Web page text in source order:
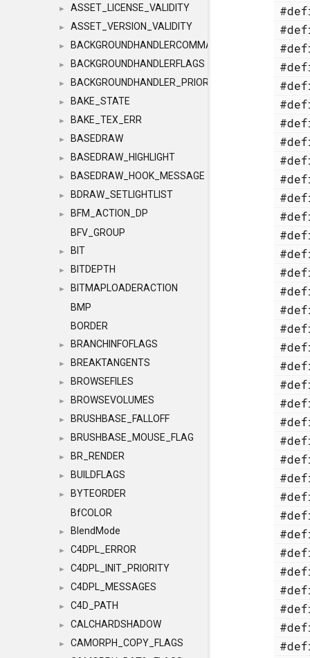
► ASSET_LICENSE_VALIDITY
► ASSET_VERSION_VALIDITY
► BACKGROUNDHANDLERCOMMAND
► BACKGROUNDHANDLERFLAGS
► BACKGROUNDHANDLER_PRIORITY
► BAKE_STATE
► BAKE_TEX_ERR
► BASEDRAW
► BASEDRAW_HIGHLIGHT
► BASEDRAW_HOOK_MESSAGE
► BDRAW_SETLIGHTLIST
►
BFM_ACTION_DP
BFV_GROUP
► BIT
► BITDEPTH
►
BITMAPLOADERACTION
BMP
BORDER
► BRANCHINFOFLAGS
► BREAKTANGENTS
► BROWSEFILES
► BROWSEVOLUMES
► BRUSHBASE_FALLOFF
► BRUSHBASE_MOUSE_FLAG
► BR_RENDER
► BUILDFLAGS
►
BYTEORDER
BfCOLOR
► BlendMode
► C4DPL_ERROR
► C4DPL_INIT_PRIORITY
► C4DPL_MESSAGES
► C4D_PATH
► CALCHARDSHADOW
►
CAMORPH_COPY_FLAGS